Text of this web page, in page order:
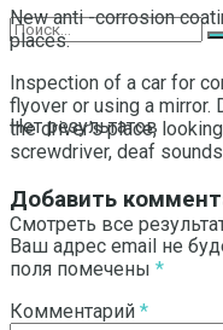
Нет результатов
Смотреть все
New anti -corrosion
places.
Inspection of a car for
flyover or using a mirror.
the driver’s place,
screwdriver, deaf
Добавить
Ваш адрес email не
поля помечены *
Комментарий *